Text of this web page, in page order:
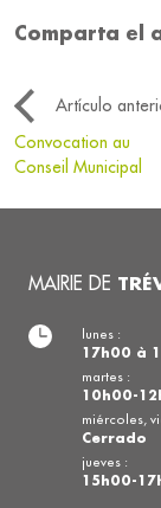
Comparta el
Artículo
Convocation au
Conseil Municipal
MAIRIE DE
lunes :
17h00 à
martes :
10h00-
miércoles,
Cerrado
jueves :
15h00-